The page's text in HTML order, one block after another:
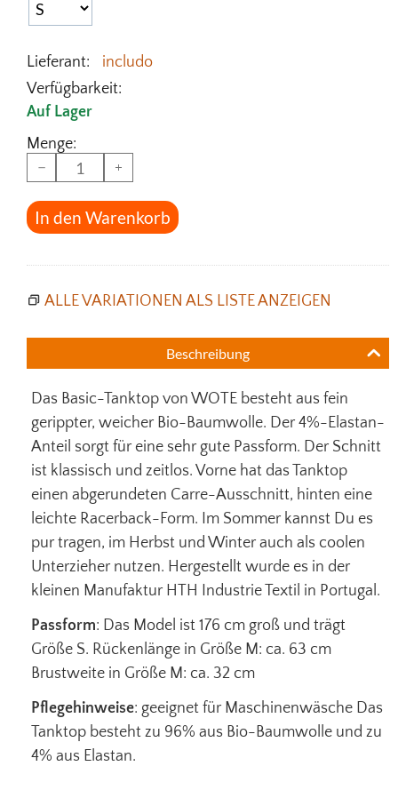
Lieferant:
includo
Verfügbarkeit:
Auf Lager
Menge:
−
+
In den Warenkorb
ALLE VARIATIONEN ALS LISTE ANZEIGEN
Beschreibung
Das Basic-Tanktop von WOTE besteht aus fein
gerippter, weicher Bio-Baumwolle. Der 4%-Elastan-
Anteil sorgt für eine sehr gute Passform. Der Schnitt
ist klassisch und zeitlos. Vorne hat das Tanktop
einen abgerundeten Carre-Ausschnitt, hinten eine
leichte Racerback-Form. Im Sommer kannst Du es
pur tragen, im Herbst und Winter auch als coolen
Unterzieher nutzen. Hergestellt wurde es in der
kleinen Manufaktur HTH Industrie Textil in Portugal.
Passform: Das Model ist 176 cm groß und trägt
Größe S. Rückenlänge in Größe M: ca. 63 cm
Brustweite in Größe M: ca. 32 cm
Pflegehinweise: geeignet für Maschinenwäsche Das
Tanktop besteht zu 96% aus Bio-Baumwolle und zu
4% aus Elastan.